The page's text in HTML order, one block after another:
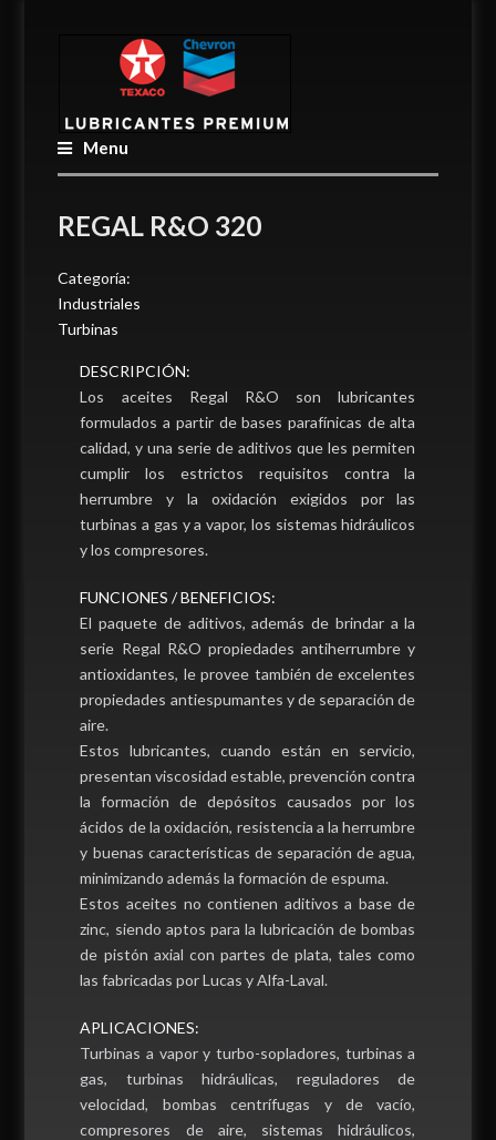
Menu
REGAL R&O 320
Categoría:
Industriales
Turbinas
DESCRIPCIÓN:
Los aceites Regal R&O son lubricantes
formulados a partir de bases parafínicas de alta
calidad, y una serie de aditivos que les permiten
cumplir los estrictos requisitos contra la
herrumbre y la oxidación exigidos por las
turbinas a gas y a vapor, los sistemas hidráulicos
y los compresores.
FUNCIONES / BENEFICIOS:
El paquete de aditivos, además de brindar a la
serie Regal R&O propiedades antiherrumbre y
antioxidantes, le provee también de excelentes
propiedades antiespumantes y de separación de
aire.
Estos lubricantes, cuando están en servicio,
presentan viscosidad estable, prevención contra
la formación de depósitos causados por los
ácidos de la oxidación, resistencia a la herrumbre
y buenas características de separación de agua,
minimizando además la formación de espuma.
Estos aceites no contienen aditivos a base de
zinc, siendo aptos para la lubricación de bombas
de pistón axial con partes de plata, tales como
las fabricadas por Lucas y Alfa-Laval.
APLICACIONES:
Turbinas a vapor y turbo-sopladores, turbinas a
gas, turbinas hidráulicas, reguladores de
velocidad, bombas centrífugas y de vacío,
compresores de aire, sistemas hidráulicos,